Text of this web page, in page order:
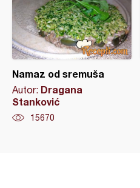
Namaz od sremuša
Autor: Dragana
Stanković
15670